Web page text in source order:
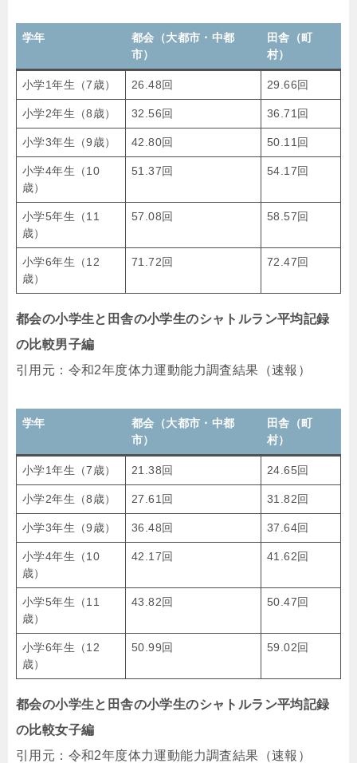
学年
都会（大都市・中都
市）
田舎（町
村）
小学1年生（7歳） 26.48回 29.66回
小学2年生（8歳） 32.56回 36.71回
小学3年生（9歳） 42.80回 50.11回
小学4年生（10
歳）
51.37回 54.17回
小学5年生（11
歳）
57.08回 58.57回
小学6年生（12
歳）
71.72回 72.47回
都会の小学生と田舎の小学生のシャトルラン平均記録
の比較男子編
引用元：令和2年度体力運動能力調査結果（速報）
学年
都会（大都市・中都
市）
田舎（町
村）
小学1年生（7歳） 21.38回 24.65回
小学2年生（8歳） 27.61回 31.82回
小学3年生（9歳） 36.48回 37.64回
小学4年生（10
歳）
42.17回 41.62回
小学5年生（11
歳）
43.82回 50.47回
小学6年生（12
歳）
50.99回 59.02回
都会の小学生と田舎の小学生のシャトルラン平均記録
の比較女子編
引用元：令和2年度体力運動能力調査結果（速報）